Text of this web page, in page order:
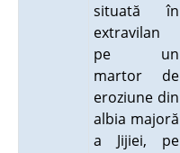
situată în
extravilan
pe un
martor de
eroziune din
albia majoră
a Jijiei, pe